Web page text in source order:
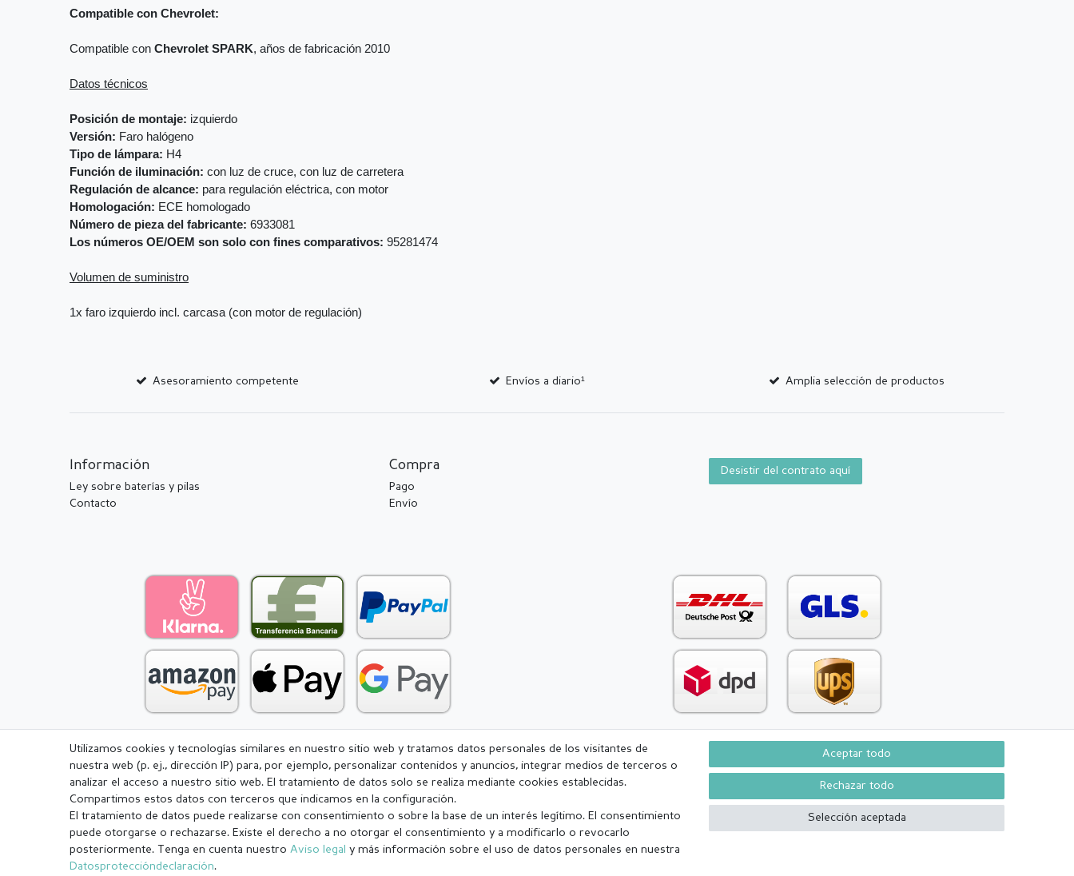
Compatible con Chevrolet:
Compatible con Chevrolet SPARK, años de fabricación 2010
Datos técnicos
Posición de montaje: izquierdo
Versión: Faro halógeno
Tipo de lámpara: H4
Función de iluminación: con luz de cruce, con luz de carretera
Regulación de alcance: para regulación eléctrica, con motor
Homologación: ECE homologado
Número de pieza del fabricante: 6933081
Los números OE/OEM son solo con fines comparativos: 95281474
Volumen de suministro
1x faro izquierdo incl. carcasa (con motor de regulación)
Asesoramiento competente Envíos a diario¹ Amplia selección de productos
Información
Ley sobre baterías y pilas
Contacto
Compra
Pago
Envío
Desistir del contrato aquí
Aviso legal Política de Privacidad Condiciones generales (CGC) Derecho de rescisión Withdraw from contract here Contacto
¹ Todos los pedidos pagados hasta las 14:00 se envían el mismo día (lunes-viernes excepto festivos) Excluída la mercancía personalizada
.
Utilizamos cookies y tecnologías similares en nuestro sitio web y tratamos datos personales de los visitantes de
nuestra web (p. ej., dirección IP) para, por ejemplo, personalizar contenidos y anuncios, integrar medios de terceros o
analizar el acceso a nuestro sitio web. El tratamiento de datos solo se realiza mediante cookies establecidas.
Compartimos estos datos con terceros que indicamos en la configuración.
El tratamiento de datos puede realizarse con consentimiento o sobre la base de un interés legítimo. El consentimiento
puede otorgarse o rechazarse. Existe el derecho a no otorgar el consentimiento y a modificarlo o revocarlo
posteriormente. Tenga en cuenta nuestro Aviso legal y más información sobre el uso de datos personales en nuestra
Datos­protección­declaración.
Aceptar todo
Rechazar todo
Selección aceptada